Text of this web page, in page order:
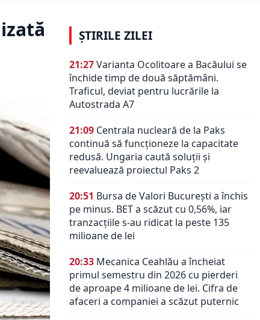
ȘTIRILE ZILEI
21:27Varianta Ocolitoare a Bacăului se
închide timp de două săptămâni.
Traficul, deviat pentru lucrările la
Autostrada A7
21:09 Centrala nucleară de la Paks
continuă să funcționeze la capacitate
redusă. Ungaria caută soluții și
reevaluează proiectul Paks 2
20:51 Bursa de Valori București a închis
pe minus. BET a scăzut cu 0,56%, iar
tranzacțiile s-au ridicat la peste 135
milioane de lei
20:33 Mecanica Ceahlău a încheiat
primul semestru din 2026 cu pierderi
de aproape 4 milioane de lei. Cifra de
afaceri a companiei a scăzut puternic